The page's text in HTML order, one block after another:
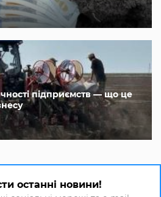
підприємств — що це
останні новини!